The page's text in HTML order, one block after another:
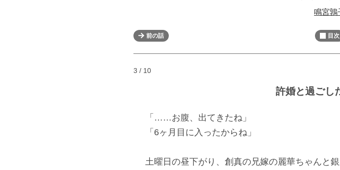
鳴宮鶉
前の話 目次
3 / 10
許婚と過ごし
「……お腹、出てきたね」
「6ヶ月目に入ったからね」
土曜日の昼下がり、創真の兄嫁の麗華ちゃんと